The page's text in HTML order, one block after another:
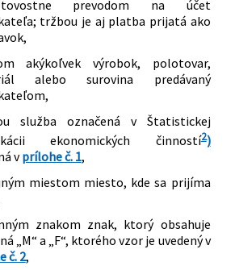
prevodom na účet
tržbou je aj platba prijatá ako
akýkoľvek výrobok, polotovar,
alebo surovina predávaný
služba označená v Štatistickej
ekonomických činností2)
vprílohe č. 1,
miestom miesto, kde sa prijíma
znakom znak, ktorý obsahuje
„M“ a „F“, ktorého vzor je uvedený v
č. 2,